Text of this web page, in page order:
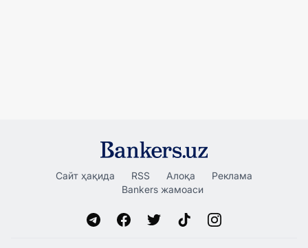
Сайт ҳақида RSS Алоқа
Реклама
Bankers жамоаси